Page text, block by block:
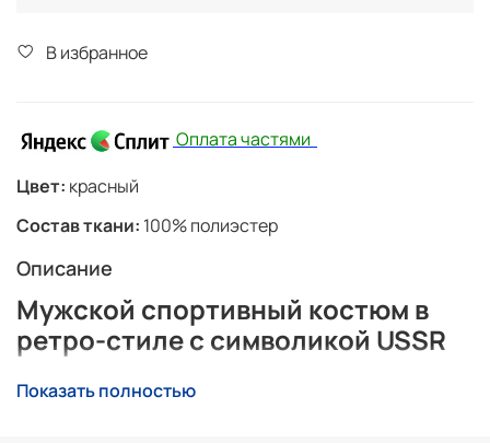
В избранное
Оплата частями
Цвет: красный
Состав ткани: 100% полиэстер
Описание
Мужской спортивный костюм в
ретро-стиле с символикой USSR
Стильный мужской спортивный костюм
из качественной полиэстеровой ткани с мягким
Показать полностью